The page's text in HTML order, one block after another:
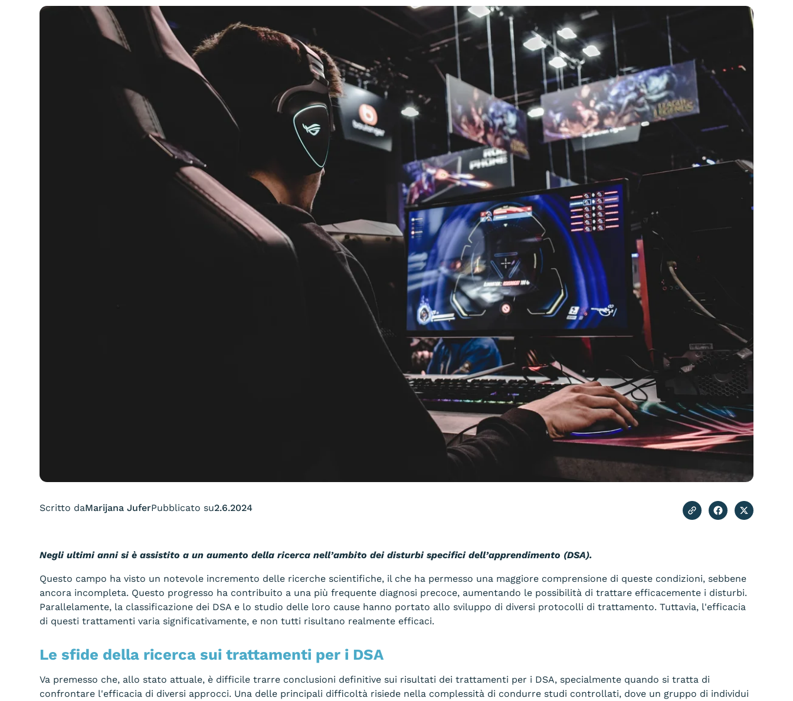
Scritto daMarijana JuferPubblicato su2.6.2024
Negli ultimi anni si è assistito a un aumento della ricerca nell’ambito dei disturbi specifici dell’apprendimento (DSA).
Questo campo ha visto un notevole incremento delle ricerche scientifiche, il che ha permesso una maggiore comprensione di queste condizioni, sebbene
ancora incompleta. Questo progresso ha contribuito a una più frequente diagnosi precoce, aumentando le possibilità di trattare efficacemente i disturbi.
Parallelamente, la classificazione dei DSA e lo studio delle loro cause hanno portato allo sviluppo di diversi protocolli di trattamento. Tuttavia, l'efficacia
di questi trattamenti varia significativamente, e non tutti risultano realmente efficaci.
Le sfide della ricerca sui trattamenti per i DSA
Va premesso che, allo stato attuale, è difficile trarre conclusioni definitive sui risultati dei trattamenti per i DSA, specialmente quando si tratta di
confrontare l'efficacia di diversi approcci. Una delle principali difficoltà risiede nella complessità di condurre studi controllati, dove un gruppo di individui